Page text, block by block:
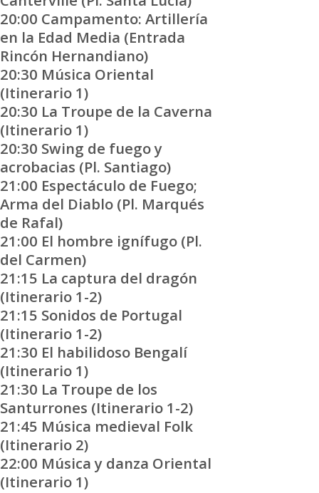
20:00 Campamento: Artillería
en la Edad Media (Entrada
Rincón Hernandiano)
20:30 Música Oriental
(Itinerario 1)
20:30 La Troupe de la Caverna
(Itinerario 1)
20:30 Swing de fuego y
acrobacias (Pl. Santiago)
21:00 Espectáculo de Fuego;
Arma del Diablo (Pl. Marqués
de Rafal)
21:00 El hombre ignífugo (Pl.
del Carmen)
21:15 La captura del dragón
(Itinerario 1-2)
21:15 Sonidos de Portugal
(Itinerario 1-2)
21:30 El habilidoso Bengalí
(Itinerario 1)
21:30 La Troupe de los
Santurrones (Itinerario 1-2)
21:45 Música medieval Folk
(Itinerario 2)
22:00 Música y danza Oriental
(Itinerario 1)